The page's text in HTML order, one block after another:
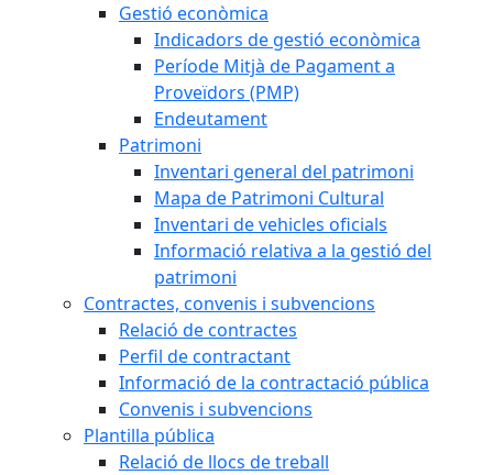
Gestió econòmica
Indicadors de gestió econòmica
Període Mitjà de Pagament a
Proveïdors (PMP)
Endeutament
Patrimoni
Inventari general del patrimoni
Mapa de Patrimoni Cultural
Inventari de vehicles oficials
Informació relativa a la gestió del
patrimoni
Contractes, convenis i subvencions
Relació de contractes
Perfil de contractant
Informació de la contractació pública
Convenis i subvencions
Plantilla pública
Relació de llocs de treball